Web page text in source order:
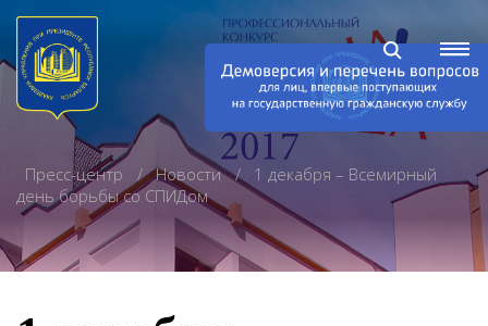
Пресс-центр Новости
1 декабря – Всемирный
день борьбы со СПИДом